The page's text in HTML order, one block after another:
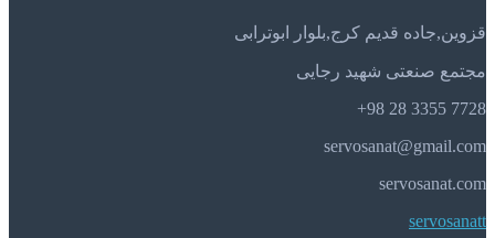
قزوین,جاده قدیم کرج,بلوار ابوترابی
مجتمع صنعتی شهید رجایی
7728 3355 28 98+
servosanat@gmail.com
servosanat.com
servosanatt